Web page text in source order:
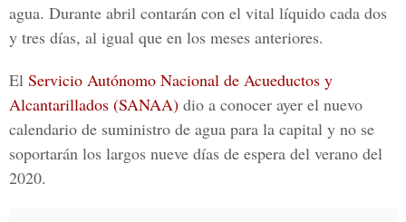
agua. Durante abril contarán con el vital líquido cada dos
y tres días, al igual que en los meses anteriores.
El Servicio Autónomo Nacional de Acueductos y
Alcantarillados (SANAA) dio a conocer ayer el nuevo
calendario de suministro de agua para la capital y no se
soportarán los largos nueve días de espera del verano del
2020.